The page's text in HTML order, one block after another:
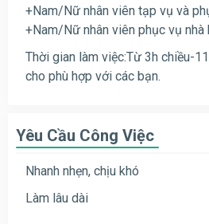
+Nam/Nữ nhân viên tạp vụ và
+Nam/Nữ nhân viên phục vụ nhà
Thời gian làm việc:Từ 3h chiều-
cho phù hợp với các bạn.
Yêu Cầu Công Việc
Nhanh nhẹn, chịu khó
Làm lâu dài